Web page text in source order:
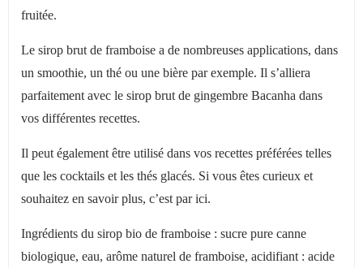
fruitée.
Le sirop brut de framboise a de nombreuses applications, dans
un smoothie, un thé ou une bière par exemple. Il s’alliera
parfaitement avec le sirop brut de gingembre Bacanha dans
vos différentes recettes.
Il peut également être utilisé dans vos recettes préférées telles
que les cocktails et les thés glacés. Si vous êtes curieux et
souhaitez en savoir plus, c’est par ici.
Ingrédients du sirop bio de framboise : sucre pure canne
biologique, eau, arôme naturel de framboise, acidifiant : acide